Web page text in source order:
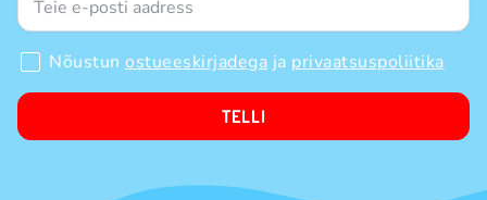
Nõustun ostueeskirjadega ja privaatsuspoliitika
TELLI